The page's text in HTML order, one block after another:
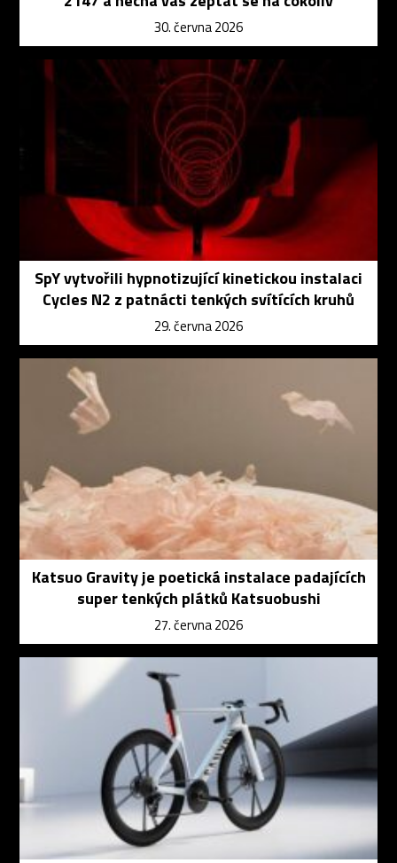
30. června 2026
SpY vytvořili hypnotizující kinetickou instalaci
Cycles N2 z patnácti tenkých svítících kruhů
29. června 2026
Katsuo Gravity je poetická instalace padajících
super tenkých plátků Katsuobushi
27. června 2026